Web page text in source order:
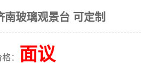
南玻璃观景台 可定制
： 面议